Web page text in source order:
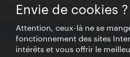
Paramètres de cookies
© Copyright WienTourismus
Envie de cookies ?
Attention, ceux-là ne se
fonctionnement des sites
intérêts et vous offrir le